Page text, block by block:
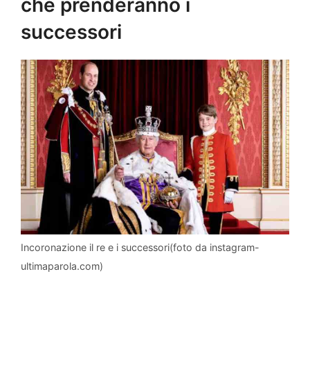
che prenderanno i
successori
Incoronazione il re e i successori(foto da instagram-
ultimaparola.com)